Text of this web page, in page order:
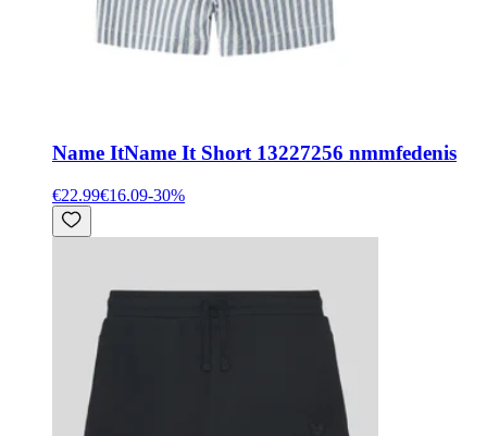
Name ItName It Short 13227256 nmmfedenis
€22.99€16.09-30%